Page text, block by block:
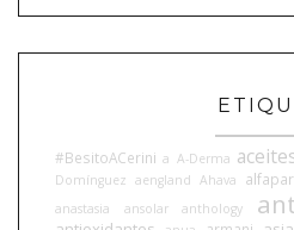
#BesitoACerini a A-Derma
Domínguez aengland Ahava
anastasia ansolar anthology